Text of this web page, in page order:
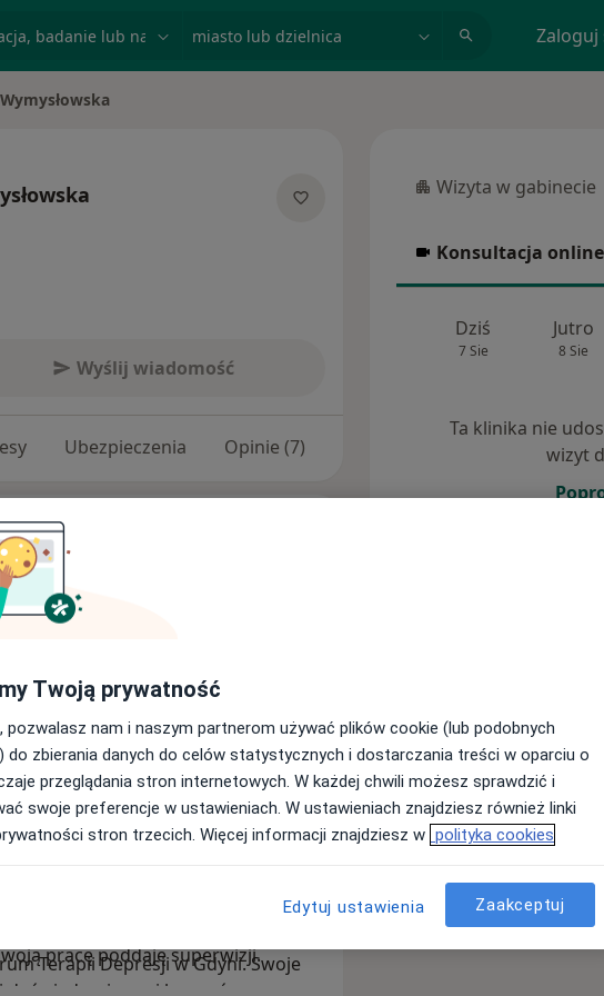
Zaloguj
Wyślij wiadomość
Ubezpieczenia Opinie (7)
w trakcie szkolenia,
nastrojem, lękiem, wysokim
sytuacjami życiowymi.
o techniki poznawczo –
profesjonalnych narzędzi i
zasoby wewnętrzne i
do podniesienia poziomu
obszarach. Poczucie
terapeutycznej, poszanowanie
dla mnie kluczowe kryteria
i cel działań terapeutycznych.
online jak i w komfortowych
Psychologia o specjalności klinicznej
naukę w akredytowanej,
pod kierownictwem dr
Uniwersytecie SWPS. Należę do
Behawioralnej. Praktyki zawodowe
Szpitalu Psychiatrycznym im. prof.
Terapii Depresji w Gdyni. Swoje
kryzysów
pracę poddaję superwizji.
Wizyta w gabinecie
Wizyta w gabinecie
Konsultacja online
Konsultacja online
Dziś
7 Sie
Jutro
8 Sie
Ta klinika nie
wizyt
Twoją prywatność
pozwalasz nam i naszym partnerom używać plików cookie (lub podobnych
do zbierania danych do celów statystycznych i dostarczania treści w oparciu o
przeglądania stron internetowych. W każdej chwili możesz sprawdzić i
swoje preferencje w ustawieniach. W ustawieniach znajdziesz również linki
stron trzecich. Więcej informacji znajdziesz w polityka cookies
Edytuj ustawienia Zaakceptuj